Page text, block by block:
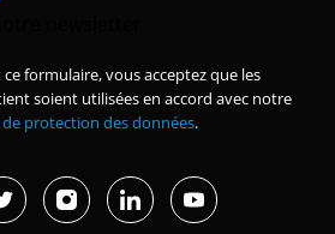
formulaire, vous acceptez que les
soient utilisées en accord avec notre
protection des données.